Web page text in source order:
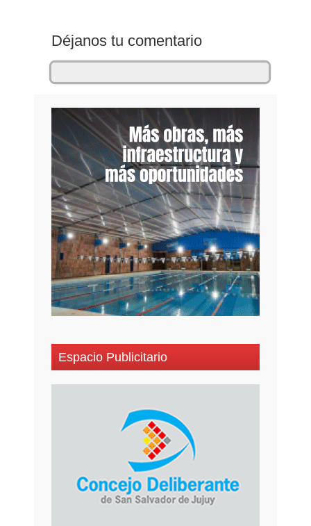
Déjanos tu comentario
Espacio Publicitario